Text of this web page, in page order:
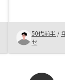
ると。 また、
べるだけの余
す。 そして、
での還元。 無
持っていると
50代前半 /
セ